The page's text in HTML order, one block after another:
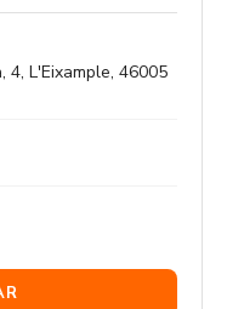
4, L'Eixample, 46005